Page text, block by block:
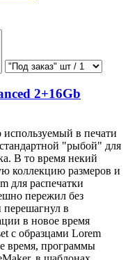
2+16Gb
используемый в печати
"рыбой" для
В то время некий
коллекцию размеров и
для распечатки
пережил без
перешагнул в
в новое время
с образцами Lorem
время, программы